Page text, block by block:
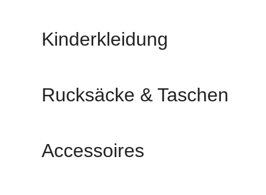
Kinderkleidung
Rucksäcke & Taschen
Accessoires